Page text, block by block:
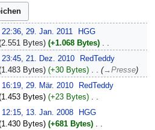
22:36, 29. Jan. 2011
HGG
2.551 Bytes +1.068 Bytes ‎
23:45, 21. Dez. 2010
RedTeddy
1.483 Bytes +30 Bytes ‎ →‎Presse
16:19, 29. Mär. 2010
RedTeddy
1.453 Bytes +23 Bytes ‎
12:15, 13. Jan. 2008
HGG
1.430 Bytes +681 Bytes ‎